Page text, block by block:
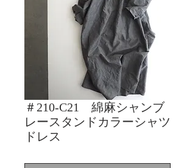
＃210-C21 綿麻シャンブ
レースタンドカラーシャツ
ドレス